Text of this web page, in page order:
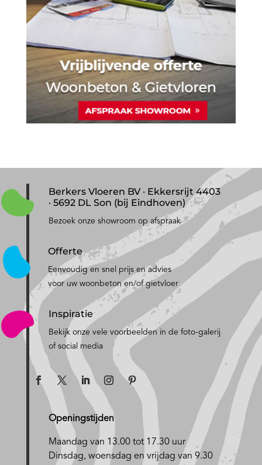
Berkers Vloeren BV · Ekkersrijt 4403
· 5692 DL Son (bij Eindhoven)
Bezoek onze showroom op afspraak
Offerte
Eenvoudig en snel prijs en advies
voor uw woonbeton en/of gietvloer
Inspiratie
Bekijk onze vele voorbeelden in de foto-galerij
of social media
Openingstijden
Maandag van 13.00 tot 17.30 uur
Dinsdag, woensdag en vrijdag van 9.30